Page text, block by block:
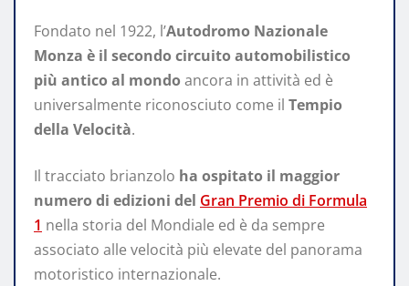
Fondato nel 1922, l’Autodromo Nazionale
Monza è il secondo circuito automobilistico
più antico al mondo ancora in attività ed è
universalmente riconosciuto come il Tempio
della Velocità.
Il tracciato brianzolo ha ospitato il maggior
numero di edizioni del Gran Premio di Formula
1 nella storia del Mondiale ed è da sempre
associato alle velocità più elevate del panorama
motoristico internazionale.